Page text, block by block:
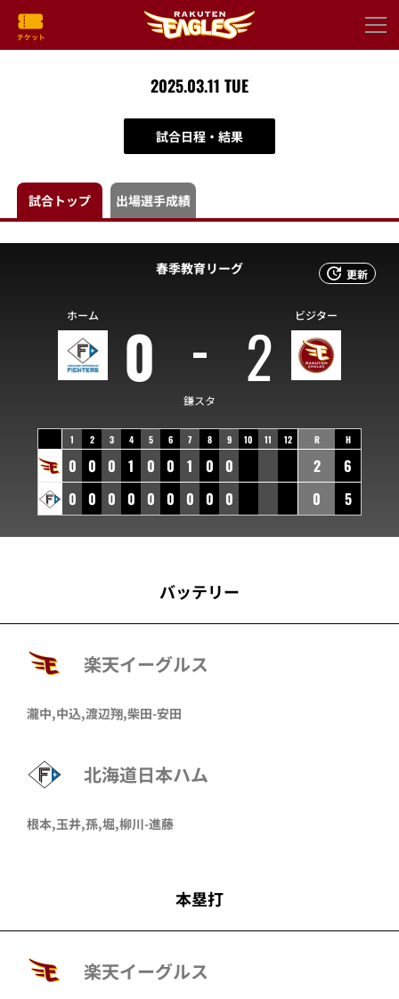
2025.03.11 TUE
試合日程・結果
試合トップ 出場選手成績
更新
春季教育リーグ
ホーム 0 2 ビジター
鎌スタ
1 2 3 4 5 6 7 8 9 10 11 12
0 0 0 1 0 0 1 0 0
0 0 0 0 0 0 0 0 0
R H
2
6
0
5
バッテリー
楽天イーグルス
瀧中,中込,渡辺翔,柴田-安田
北海道日本ハム
根本,玉井,孫,堀,柳川-進藤
本塁打
楽天イーグルス